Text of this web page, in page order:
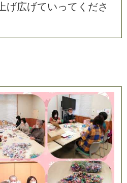
げ広げていってくださ